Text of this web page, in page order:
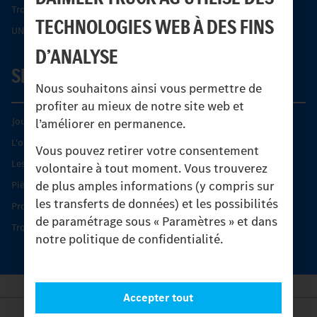
TECHNOLOGIES WEB À DES FINS
D’ANALYSE
Nous souhaitons ainsi vous permettre de
profiter au mieux de notre site web et
l’améliorer en permanence.
Vous pouvez retirer votre consentement
volontaire à tout moment. Vous trouverez
de plus amples informations (y compris sur
les transferts de données) et les possibilités
de paramétrage sous « Paramètres » et dans
notre politique de confidentialité.
Accepter tout
Trouver un partenaire
UNI-TOUCH®
SERVICE
Journées diagnostic Technique S.A.V Unimog
L'offre de services Unimog
Les produits phares
Pièces d’origine
Protection et maintien de la valeur
Trouver un partenaire